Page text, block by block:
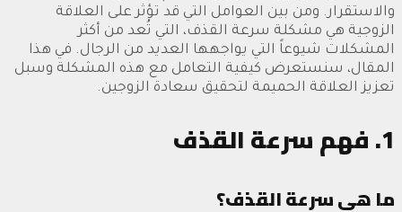
والاستقرار. ومن بين العوامل التي قد تؤثر على العلاقة
الزوجية هي مشكلة سرعة القذف، التي تُعد من أكثر
المشكلات شيوعاً التي يواجهها العديد من الرجال. في هذا
المقال، سنستعرض كيفية التعامل مع هذه المشكلة وسبل
تعزيز العلاقة الحميمة لتحقيق سعادة الزوجين.
1. فهم سرعة القذف
ما هي سرعة القذف؟